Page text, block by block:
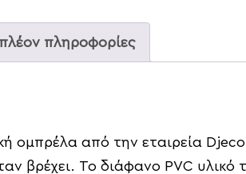
πληροφορίες
ομπρέλα από την εταιρεία
βρέχει. Το διάφανο PVC υλικό